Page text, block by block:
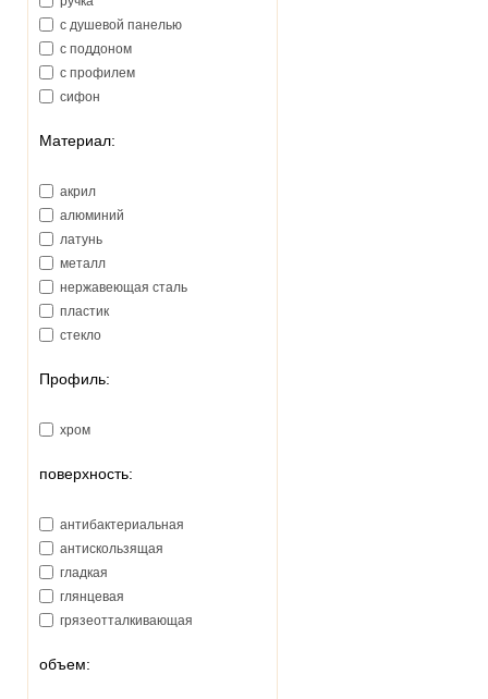
с душевой панелью
с поддоном
с профилем
сифон
Материал:
акрил
алюминий
латунь
металл
нержавеющая сталь
пластик
стекло
Профиль:
хром
поверхность:
антибактериальная
антискользящая
гладкая
глянцевая
грязеотталкивающая
объем: